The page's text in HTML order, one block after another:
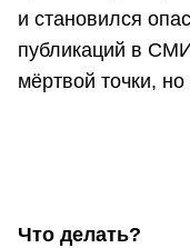
и становился
публикаций в
мёртвой точки,
Что делать?